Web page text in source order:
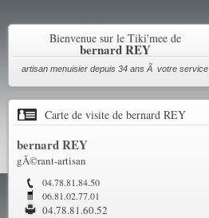
Bienvenue sur le Tiki'mee de
bernard REY
artisan menuisier depuis 34 ans Ã votre service
Carte de visite de bernard REY
bernardREY
gÃ©rant-artisan
04.78.81.84.50
06.81.02.77.01
04.78.81.60.52